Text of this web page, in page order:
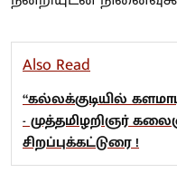
Also Read
“கல்லக்குடியில்
- முத்தமிழறிஞர்
சிறப்புக்கட்டுரை !